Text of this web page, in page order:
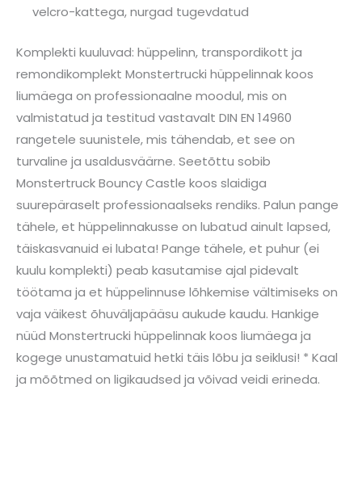
velcro-kattega, nurgad tugevdatud
Komplekti kuuluvad: hüppelinn, transpordikott ja
remondikomplekt Monstertrucki hüppelinnak koos
liumäega on professionaalne moodul, mis on
valmistatud ja testitud vastavalt DIN EN 14960
rangetele suunistele, mis tähendab, et see on
turvaline ja usaldusväärne. Seetõttu sobib
Monstertruck Bouncy Castle koos slaidiga
suurepäraselt professionaalseks rendiks. Palun pange
tähele, et hüppelinnakusse on lubatud ainult lapsed,
täiskasvanuid ei lubata! Pange tähele, et puhur (ei
kuulu komplekti) peab kasutamise ajal pidevalt
töötama ja et hüppelinnuse lõhkemise vältimiseks on
vaja väikest õhuväljapääsu aukude kaudu. Hankige
nüüd Monstertrucki hüppelinnak koos liumäega ja
kogege unustamatuid hetki täis lõbu ja seiklusi! * Kaal
ja mõõtmed on ligikaudsed ja võivad veidi erineda.